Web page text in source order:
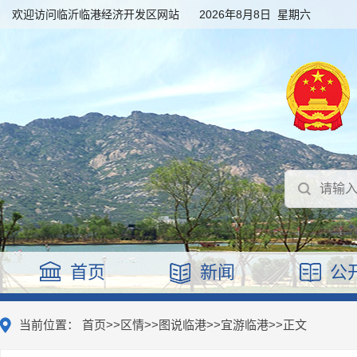
欢迎访问临沂临港经济开发区网站 2026年8月8日 星期六
首页 新闻 公
当前位置： 首页>>区情>>图说临港>>宜游临港>>正文